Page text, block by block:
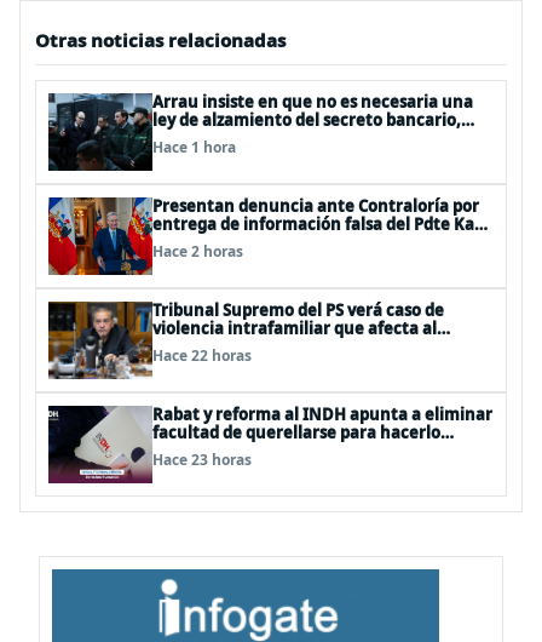
Otras noticias relacionadas
Arrau insiste en que no es necesaria una
ley de alzamiento del secreto bancario,
porque ya existe
Hace 1 hora
Presentan denuncia ante Contraloría por
entrega de información falsa del Pdte Kast
en cadena nacional
Hace 2 horas
Tribunal Supremo del PS verá caso de
violencia intrafamiliar que afecta al
senador Fidel Espinoza
Hace 22 horas
Rabat y reforma al INDH apunta a eliminar
facultad de querellarse para hacerlo
“consultivo”
Hace 23 horas